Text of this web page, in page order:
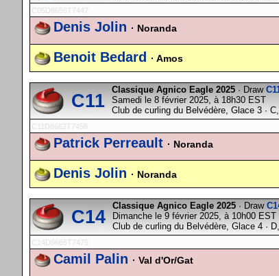
C05D8656T7447
Denis Jolin · Noranda
Benoit Bedard
· Amos
C11
Classique Agnico Eagle 2025 · Draw
Samedi le 8 février 2025, à 18h30 EST
Club de curling du Belvédère, Glace 3 ·
C11D8662T7458
Patrick Perreault · Noranda
Denis Jolin · Noranda
C14
Classique Agnico Eagle 2025 · Draw
Dimanche le 9 février 2025, à 10h00 EST
Club de curling du Belvédère, Glace 4 ·
C14D8665T7475
Camil Palin · Val d'Or/Gat